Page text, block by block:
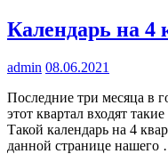
с
Календарь на 4
admin 08.06.2021
Последние три месяца в
этот квартал входят
Такой календарь на 4
данной странице нашего